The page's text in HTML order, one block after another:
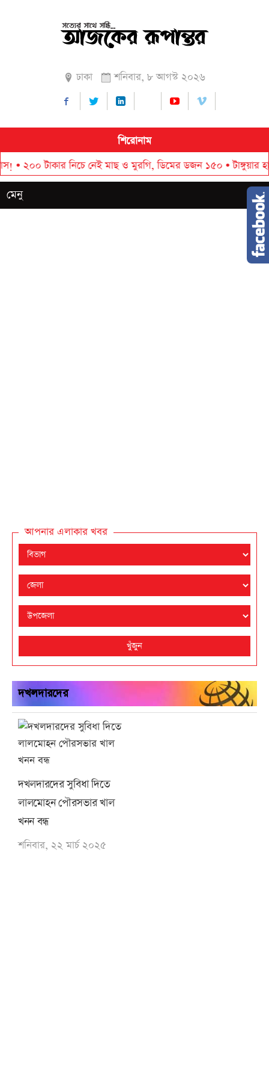
ঢাকা শনিবার, ৮ আগস্ট ২০২৬
শিরোনাম
টাকার নিচে নেই মাছ ও মুরগি, ডিমের ডজন ১৫০•টাঙ্গুয়ার
মেনু
আপনার এলাকার খবর
খুঁজুন
দখলদারদের
দখলদারদের সুবিধা দিতে
লালমোহন পৌরসভার খাল
খনন বন্ধ
শনিবার, ২২ মার্চ ২০২৫